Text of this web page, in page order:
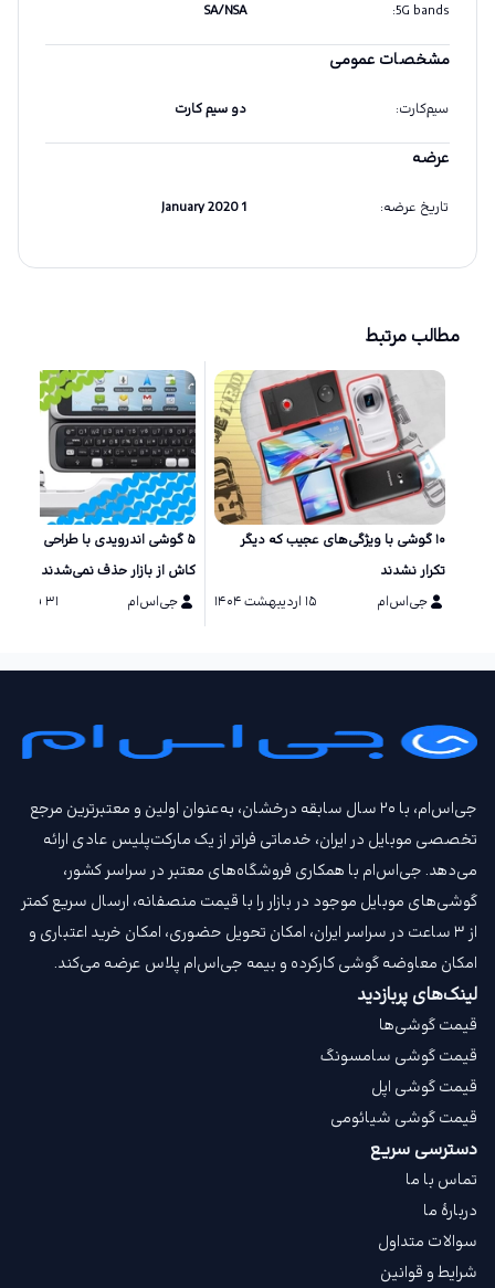
5G bands
:
SA/NSA
مشخصات عمومی
سیم‌کارت: دو سیم کارت
عرضه
تاریخ عرضه:
1 January 2020
مطالب مرتبط
۱۰ گوشی‌ با ویژگی‌های عجیب که دیگر
تکرار نشدند
جی‌اس‌ام
۱۵ اردیبهشت ۱۴۰۴
۵ گوشی اندرویدی با طراحی خاص
کاش از بازار حذف نمی‌شدند
جی‌اس‌ام
۳۱ فروردین ۱۴۰۴
جی‌اس‌ام، با ۲۰ سال سابقه درخشان، به‌عنوان اولین و معتبرترین مرجع
تخصصی موبایل در ایران، خدماتی فراتر از یک مارکت‌پلیس عادی ارائه
می‌دهد. جی‌اس‌ام با همکاری فروشگاه‌های معتبر در سراسر کشور،
گوشی‌های موبایل موجود در بازار را با قیمت‌ منصفانه، ارسال سریع کمتر
از ۳ ساعت در سراسر ایران، امکان تحویل حضوری، امکان خرید اعتباری و
امکان معاوضه گوشی کارکرده و بیمه جی‌اس‌ام‌ پلاس عرضه می‌کند.
لینک‌های پربازدید
قیمت گوشی‌ها
قیمت گوشی سامسونگ
قیمت گوشی اپل
قیمت گوشی شیائومی
دسترسی سریع
تماس با ما
دربارهٔ ما
سوالات متداول
شرایط و قوانین